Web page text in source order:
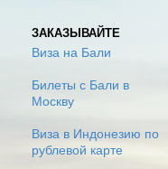
ЗАКАЗЫВАЙТЕ
Виза на Бали
Билеты с Бали в
Москву
Виза в Индонезию по
рублевой карте